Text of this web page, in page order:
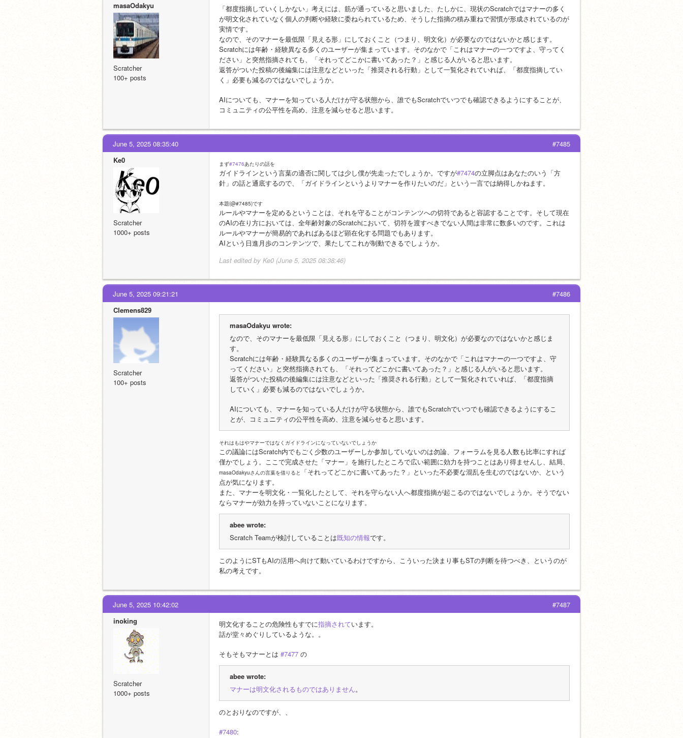
masaOdakyu
Scratcher
100+ posts
「都度指摘していくしかない」考えには、筋が通っていると思いました、たしかに、現状のScratchではマナーの多く
が明文化されていなく個人の判断や経験に委ねられているため、そうした指摘の積み重ねで習慣が形成されているのが
実情です。
なので、そのマナーを最低限「見える形」にしておくこと（つまり、明文化）が必要なのではないかと感じます。
Scratchには年齢・経験異なる多くのユーザーが集まっています。そのなかで「これはマナーの一つですよ、守ってく
ださい」と突然指摘されても、「それってどこかに書いてあった？」と感じる人がいると思います。
返答がついた投稿の後編集には注意などといった「推奨される行動」として一覧化されていれば、「都度指摘してい
く」必要も減るのではないでしょうか。
AIについても、マナーを知っている人だけが守る状態から、誰でもScratchでいつでも確認できるようにすることが、
コミュニティの公平性を高め、注意を減らせると思います。
#7485
June 5, 2025 08:35:40
Ke0
Scratcher
1000+ posts
まず#7476あたりの話を
ガイドラインという言葉の適否に関しては少し僕が先走ったでしょうか。ですが#7474の立脚点はあなたのいう「方
針」の話と通底するので、「ガイドラインというよりマナーを作りたいのだ」という一言では納得しかねます。
本題(@#7485)です
ルールやマナーを定めるということは、それを守ることがコンテンツへの切符であると容認することです。そして現在
のAIの在り方においては、全年齢対象のScratchにおいて、切符を渡すべきでない人間は非常に数多いのです。これは
ルールやマナーが簡易的であればあるほど顕在化する問題でもあります。
AIという日進月歩のコンテンツで、果たしてこれが制動できるでしょうか。
Last edited by Ke0 (June 5, 2025 08:38:46)
#7486
June 5, 2025 09:21:21
Clemens829
Scratcher
100+ posts
masaOdakyu wrote:
なので、そのマナーを最低限「見える形」にしておくこと（つまり、明文化）が必要なのではないかと感じま
す。
Scratchには年齢・経験異なる多くのユーザーが集まっています。そのなかで「これはマナーの一つですよ、守
ってください」と突然指摘されても、「それってどこかに書いてあった？」と感じる人がいると思います。
返答がついた投稿の後編集には注意などといった「推奨される行動」として一覧化されていれば、「都度指摘
していく」必要も減るのではないでしょうか。
AIについても、マナーを知っている人だけが守る状態から、誰でもScratchでいつでも確認できるようにするこ
とが、コミュニティの公平性を高め、注意を減らせると思います。
それはもはやマナーではなくガイドラインになっていないでしょうか
この議論にはScratch内でもごく少数のユーザーしか参加していないのは勿論、フォーラムを見る人数も比率にすれば
僅かでしょう。ここで完成させた「マナー」を施行したところで広い範囲に効力を持つことはあり得ませんし、結局、
masaOdakyuさんの言葉を借りると
「それってどこかに書いてあった？」といった不必要な混乱を生むのではないか、という
点が気になります。
また、マナーを明文化・一覧化したとして、それを守らない人へ都度指摘が起こるのではないでしょうか。そうでない
ならマナーが効力を持っていないことになります。
abee wrote:
Scratch Teamが検討していることは既知の情報です。
このようにSTもAIの活用へ向けて動いているわけですから、こういった決まり事もSTの判断を待つべき、というのが
私の考えです。
#7487
June 5, 2025 10:42:02
inoking
Scratcher
1000+ posts
明文化することの危険性もすでに指摘されています。
話が堂々めぐりしているような。。
そもそもマナーとは #7477 の
abee wrote:
マナーは明文化されるものではありません。
のとおりなのですが、、
#7480: